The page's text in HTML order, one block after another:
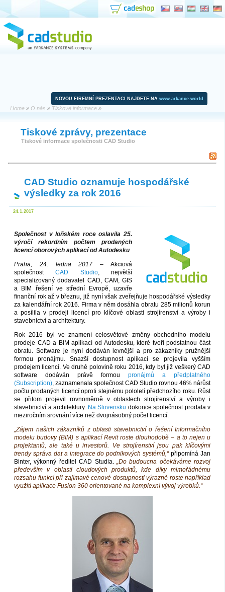
NOVOU FIREMNÍ PREZENTACI NAJDETE NA www.arkance.world
Home » O nás » Tiskové informace »
Tiskové zprávy, prezentace
Tiskové informace společnosti CAD Studio
CAD Studio oznamuje hospodářské
výsledky za rok 2016
24.1.2017
Společnost v loňském roce oslavila 25.
výročí rekordním počtem prodaných
licencí oborových aplikací od Autodesku
Praha, 24. ledna 2017 – Akciová
společnostCAD Studio, největší
specializovaný dodavatel CAD, CAM, GIS
a BIM řešení ve střední Evropě, uzavře
finanční rok až v březnu, již nyní však zveřejňuje hospodářské výsledky
za kalendářní rok 2016. Firma v něm dosáhla obratu 285 milionů korun
a posílila v prodeji licencí pro klíčové oblasti strojírenství a výroby i
stavebnictví a architektury.
Rok 2016 byl ve znamení celosvětové změny obchodního modelu
prodeje CAD a BIM aplikací od Autodesku, které tvoří podstatnou část
obratu. Software je nyní dodáván levnější a pro zákazníky pružnější
formou pronájmu. Snazší dostupnost aplikací se projevila vyšším
prodejem licencí. Ve druhé polovině roku 2016, kdy byl již veškerý CAD
software dodáván právě formou pronájmů a předplatného
(Subscription), zaznamenala společnost CAD Studio rovnou 46% nárůst
počtu prodaných licencí oproti stejnému pololetí předchozího roku. Růst
se přitom projevil rovnoměrně v oblastech strojírenství a výroby i
stavebnictví a architektury. Na Slovensku dokonce společnost prodala v
meziročním srovnání více než dvojnásobný počet licencí.
„Zájem našich zákazníků z oblasti stavebnictví o řešení Informačního
modelu budovy (BIM) s aplikací Revit roste dlouhodobě – a to nejen u
projektantů, ale také u investorů. Ve strojírenství jsou pak klíčovými
trendy správa dat a integrace do podnikových systémů,“připomíná Jan
Binter, výkonný ředitel CAD Studia. „Do budoucna očekáváme rozvoj
především v oblasti cloudových produktů, kde díky mimořádnému
rozsahu funkcí při zajímavé cenové dostupnosti výrazně roste například
využití aplikace Fusion 360 orientované na komplexní vývoj výrobků.“